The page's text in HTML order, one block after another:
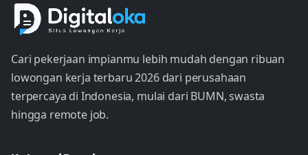
Cari pekerjaan impianmu lebih mudah dengan ribuan
lowongan kerja terbaru 2026 dari perusahaan
terpercaya di Indonesia, mulai dari BUMN, swasta
hingga remote job.